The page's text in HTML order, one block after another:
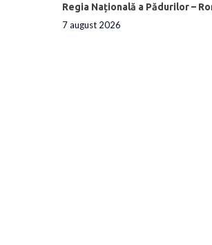
Regia Națională a Pădurilor –
7 august 2026